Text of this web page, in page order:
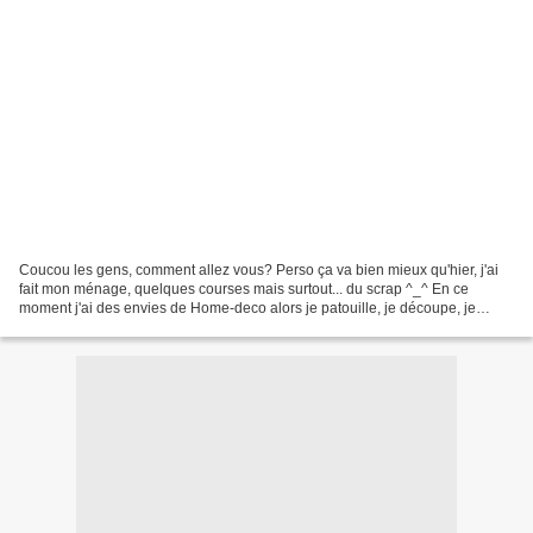
Coucou les gens, comment allez vous? Perso ça va bien mieux qu'hier, j'ai
fait mon ménage, quelques courses mais surtout... du scrap ^_^ En ce
moment j'ai des envies de Home-deco alors je patouille, je découpe, je